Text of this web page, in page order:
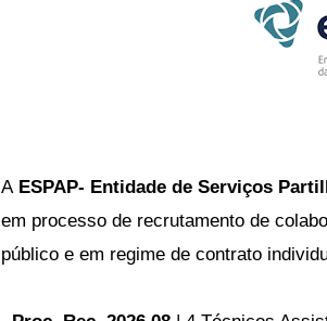
A ESPAP- Entidade de Serviços
em processo de recrutamento de
público e em regime de contrato